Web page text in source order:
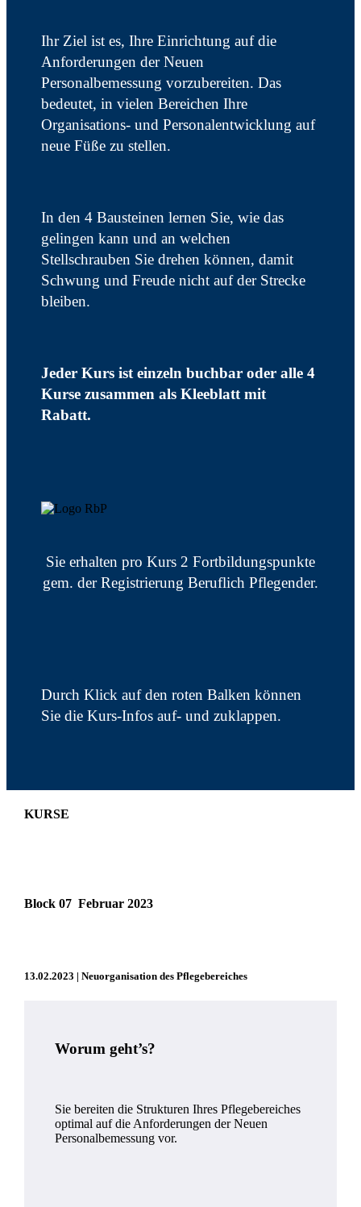
Ihr Ziel ist es, Ihre Einrichtung auf die
Anforderungen der Neuen
Personalbemessung vorzubereiten. Das
bedeutet, in vielen Bereichen Ihre
Organisations- und Personalentwicklung auf
neue Füße zu stellen.
In den 4 Bausteinen lernen Sie, wie das
gelingen kann und an welchen
Stellschrauben Sie drehen können, damit
Schwung und Freude nicht auf der Strecke
bleiben.
Jeder Kurs ist einzeln buchbar oder alle 4
Kurse zusammen als Kleeblatt mit
Rabatt.
Sie erhalten pro Kurs 2 Fortbildungspunkte
gem. der Registrierung Beruflich Pflegender.
Durch Klick auf den roten Balken können
Sie die Kurs-Infos auf- und zuklappen.
KURSE
Block 07 Februar 2023
13.02.2023 | Neuorganisation des Pflegebereiches
Worum geht’s?
Sie bereiten die Strukturen Ihres Pflegebereiches
optimal auf die Anforderungen der Neuen
Personalbemessung vor.